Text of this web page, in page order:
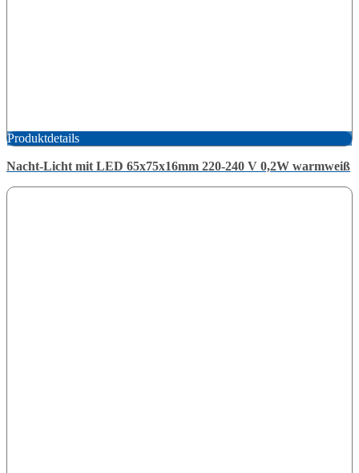
Produktdetails
Nacht-Licht mit LED 65x75x16mm 220-240 V 0,2W warmweiß